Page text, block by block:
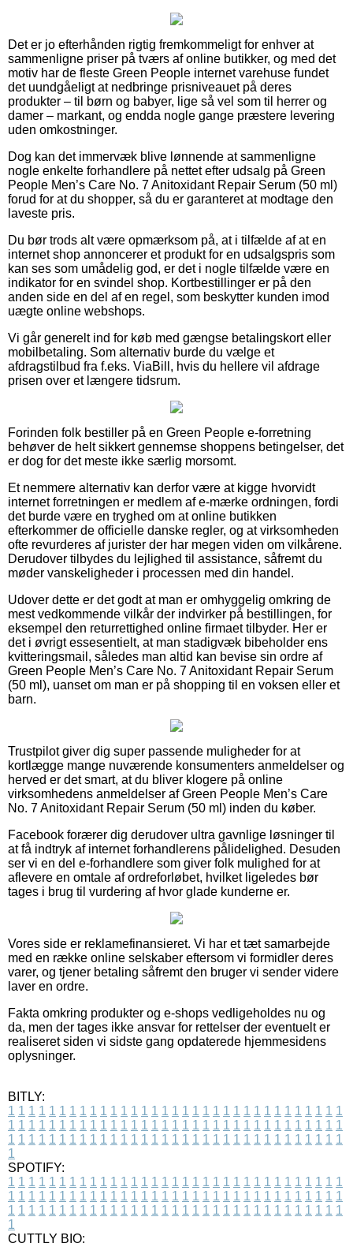
Det er jo efterhånden rigtig fremkommeligt for enhver at
sammenligne priser på tværs af online butikker, og med det
motiv har de fleste Green People internet varehuse fundet
det uundgåeligt at nedbringe prisniveauet på deres
produkter – til børn og babyer, lige så vel som til herrer og
damer – markant, og endda nogle gange præstere levering
uden omkostninger.
Dog kan det immervæk blive lønnende at sammenligne
nogle enkelte forhandlere på nettet efter udsalg på Green
People Men’s Care No. 7 Anitoxidant Repair Serum (50 ml)
forud for at du shopper, så du er garanteret at modtage den
laveste pris.
Du bør trods alt være opmærksom på, at i tilfælde af at en
internet shop annoncerer et produkt for en udsalgspris som
kan ses som umådelig god, er det i nogle tilfælde være en
indikator for en svindel shop. Kortbestillinger er på den
anden side en del af en regel, som beskytter kunden imod
uægte online webshops.
Vi går generelt ind for køb med gængse betalingskort eller
mobilbetaling. Som alternativ burde du vælge et
afdragstilbud fra f.eks. ViaBill, hvis du hellere vil afdrage
prisen over et længere tidsrum.
Forinden folk bestiller på en Green People e-forretning
behøver de helt sikkert gennemse shoppens betingelser, det
er dog for det meste ikke særlig morsomt.
Et nemmere alternativ kan derfor være at kigge hvorvidt
internet forretningen er medlem af e-mærke ordningen, fordi
det burde være en tryghed om at online butikken
efterkommer de officielle danske regler, og at virksomheden
ofte revurderes af jurister der har megen viden om vilkårene.
Derudover tilbydes du lejlighed til assistance, såfremt du
møder vanskeligheder i processen med din handel.
Udover dette er det godt at man er omhyggelig omkring de
mest vedkommende vilkår der indvirker på bestillingen, for
eksempel den returrettighed online firmaet tilbyder. Her er
det i øvrigt essesentielt, at man stadigvæk bibeholder ens
kvitteringsmail, således man altid kan bevise sin ordre af
Green People Men’s Care No. 7 Anitoxidant Repair Serum
(50 ml), uanset om man er på shopping til en voksen eller et
barn.
Trustpilot giver dig super passende muligheder for at
kortlægge mange nuværende konsumenters anmeldelser og
herved er det smart, at du bliver klogere på online
virksomhedens anmeldelser af Green People Men’s Care
No. 7 Anitoxidant Repair Serum (50 ml) inden du køber.
Facebook forærer dig derudover ultra gavnlige løsninger til
at få indtryk af internet forhandlerens pålidelighed. Desuden
ser vi en del e-forhandlere som giver folk mulighed for at
aflevere en omtale af ordreforløbet, hvilket ligeledes bør
tages i brug til vurdering af hvor glade kunderne er.
Vores side er reklamefinansieret. Vi har et tæt samarbejde
med en række online selskaber eftersom vi formidler deres
varer, og tjener betaling såfremt den bruger vi sender videre
laver en ordre.
Fakta omkring produkter og e-shops vedligeholdes nu og
da, men der tages ikke ansvar for rettelser der eventuelt er
realiseret siden vi sidste gang opdaterede hjemmesidens
oplysninger.
BITLY:
1 1 1 1 1 1 1 1 1 1 1 1 1 1 1 1 1 1 1 1 1 1 1 1 1 1 1 1 1 1 1 1 1
1 1 1 1 1 1 1 1 1 1 1 1 1 1 1 1 1 1 1 1 1 1 1 1 1 1 1 1 1 1 1 1 1
1 1 1 1 1 1 1 1 1 1 1 1 1 1 1 1 1 1 1 1 1 1 1 1 1 1 1 1 1 1 1 1 1
1
SPOTIFY:
1 1 1 1 1 1 1 1 1 1 1 1 1 1 1 1 1 1 1 1 1 1 1 1 1 1 1 1 1 1 1 1 1
1 1 1 1 1 1 1 1 1 1 1 1 1 1 1 1 1 1 1 1 1 1 1 1 1 1 1 1 1 1 1 1 1
1 1 1 1 1 1 1 1 1 1 1 1 1 1 1 1 1 1 1 1 1 1 1 1 1 1 1 1 1 1 1 1 1
1
CUTTLY BIO: